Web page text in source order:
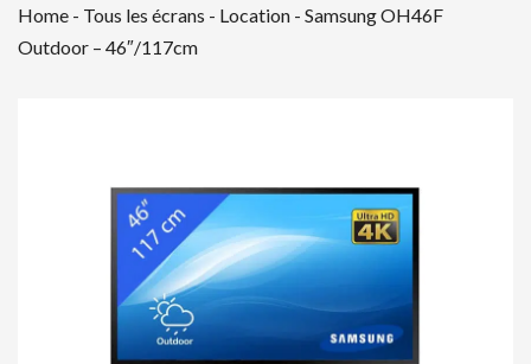
Home - Tous les écrans - Location - Samsung OH46F
Outdoor – 46″/117cm